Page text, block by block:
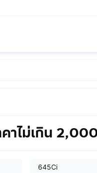
าไม่เกิน
645Ci